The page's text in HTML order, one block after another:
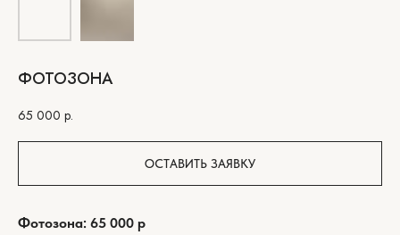
ФОТОЗОНА
65 000 р.
ОСТАВИТЬ ЗАЯВКУ
Фотозона: 65 000 р